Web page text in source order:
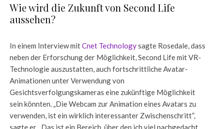
Wie wird die Zukunft von Second Life
aussehen?
In einem Interview mitCnet Technologysagte Rosedale, dass
neben der Erforschung der Möglichkeit, Second Life mit VR-
Technologie auszustatten, auch fortschrittliche Avatar-
Animationen unter Verwendung von
Gesichtsverfolgungskameras eine zukünftige Möglichkeit
sein könnten. „Die Webcam zur Animation eines Avatars zu
verwenden, ist ein wirklich interessanter Zwischenschritt“,
sagte er. „Das ist ein Bereich, über den ich viel nachgedacht